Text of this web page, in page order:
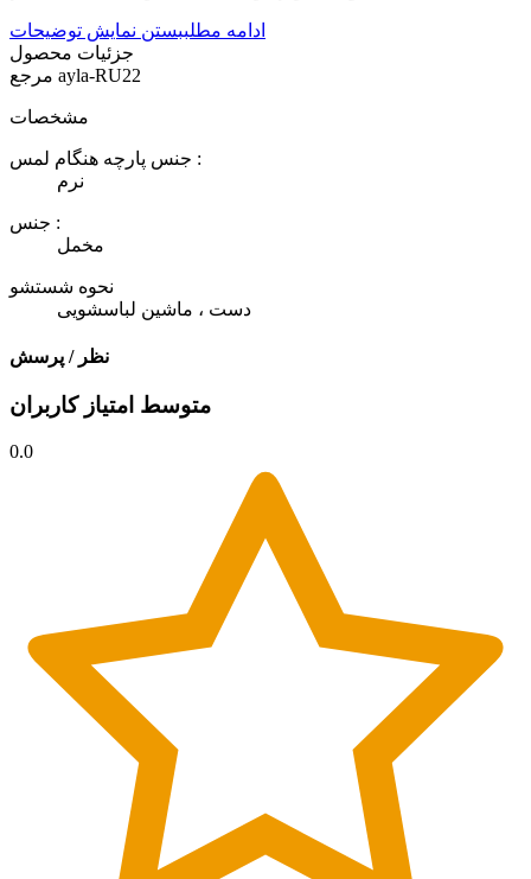
ادامه مطلببستن نمایش توضیحات
جزئیات محصول
ayla-RU22
مشخصات
جنس پارچه هنگام لمس :
نرم
جنس :
مخمل
نحوه شستشو
دست ، ماشین لباسشویی
نظر / پرسش
متوسط امتیاز کاربران
0.0